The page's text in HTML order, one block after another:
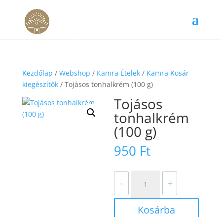
Kezdőlap / Webshop / Kamra Ételek/ Kamra Kosár
kiegészítők/ Tojásos tonhalkrém (100 g)
Tojásos
tonhalkrém
(100 g)
950 Ft
-
tonhalkrém
(100
+
Kosárba